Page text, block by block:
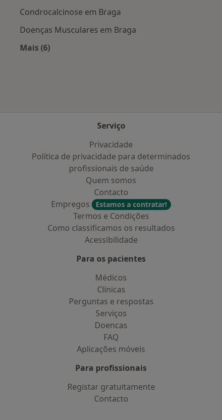
Condrocalcinose em Braga
Doenças Musculares em Braga
Mais (6)
Serviço
Privacidade
Política de privacidade para determinados
profissionais de saúde
Quem somos
Contacto
Empregos
Estamos a contratar!
Termos e Condições
Como classificamos os resultados
Acessibilidade
Para os pacientes
Médicos
Clínicas
Perguntas e respostas
Serviços
Doencas
FAQ
Aplicações móveis
Para profissionais
Registar gratuitamente
Contacto